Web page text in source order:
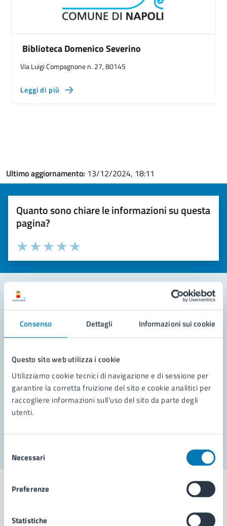
Consenso Dettagli Informazioni sui cookie
Questo sito web utilizza i cookie
Utilizziamo cookie tecnici di navigazione e di sessione per
garantire la corretta fruizione del sito e cookie analitici per
raccogliere informazioni sull'uso del sito da parte degli
utenti.
delNecessari
Preferenze
Statistiche
Biblioteca Domenico Severino
Via Luigi Compagnone n. 27, 80145
Leggi di più
Ultimo aggiornamento: 13/12/2024, 18:11
Quanto sono chiare le informazioni su questa
pagina?
Valuta la chiarezza delle informazioni (da 1 a 5 stelle)
Seleziona il numero di stelle per valutare la chiarezza delle
Valuta 5 stelle su 5
Valuta 4 stelle su 5
Valuta 3 stelle su 5
Valuta 2 stelle su 5
Valuta 1 stelle su 5
Leggi le domande frequenti
Richiedi assistenza
Prenota appuntamento
Problemi in città